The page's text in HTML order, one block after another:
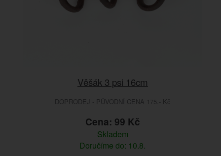
Věšák 3 psi 16cm
DOPRODEJ - PŮVODNÍ CENA 175.- Kč
Cena: 99 Kč
Skladem
Doručíme do: 10.8.